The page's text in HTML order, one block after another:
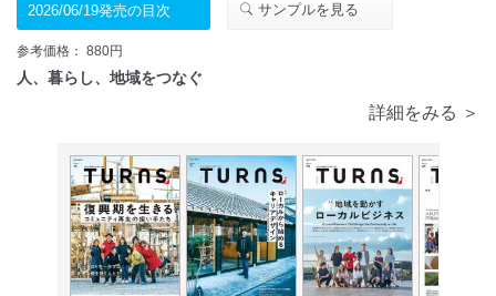
2026/06/19発売の目次 サンプルを見る
参考価格： 880円
人、暮らし、地域をつなぐ
詳細をみる ＞